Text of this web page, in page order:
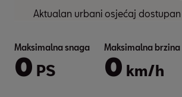
Aktualan urbani osjećaj dostupan
Maksimalna snaga
0 PS
Maksimalna brzina
0 km/h